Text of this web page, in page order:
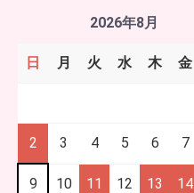
2026年8月
日 月 火 水 木 金
2 3 4 5 6 7
9 10 11 12 13 14